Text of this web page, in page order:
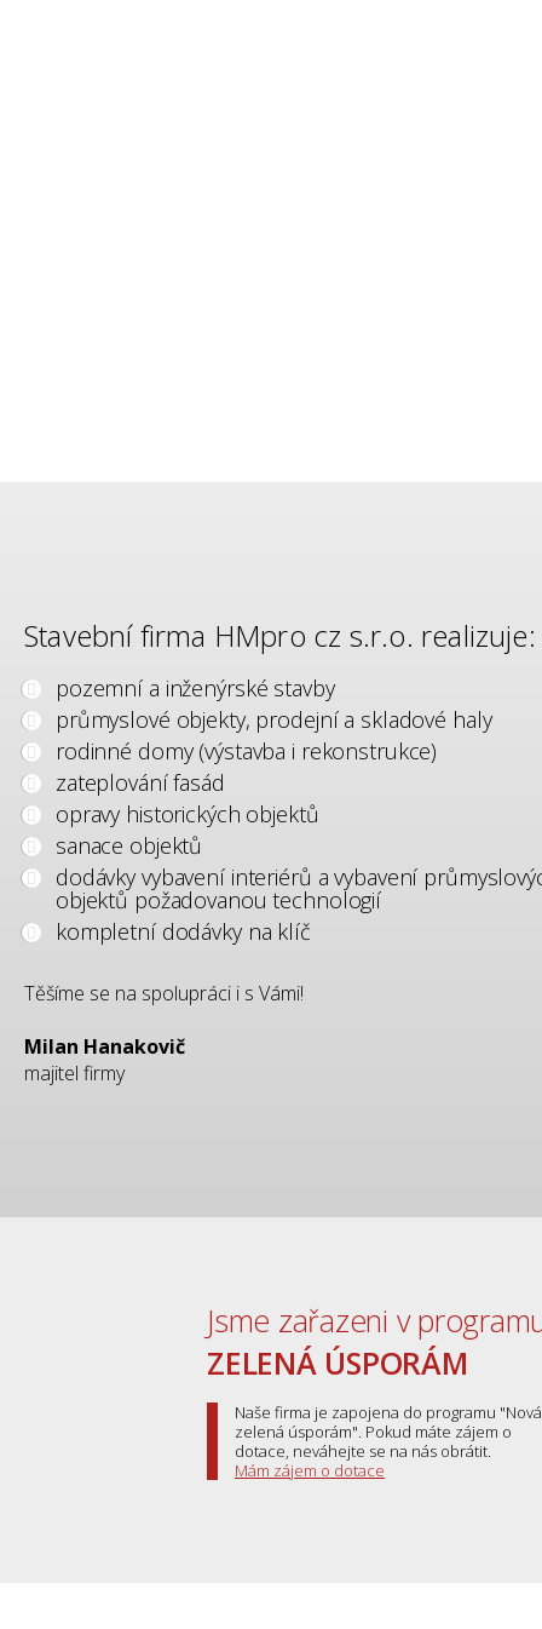
Stavební firma HMpro cz s.r.o. realizuje:
pozemní a inženýrské stavby
průmyslové objekty, prodejní a skladové haly
rodinné domy (výstavba i rekonstrukce)
zateplování fasád
opravy historických objektů
sanace objektů
dodávky vybavení interiérů a vybavení
objektů požadovanou technologií
kompletní dodávky na klíč
Těšíme se na spolupráci i s Vámi!
Milan Hanakovič
majitel firmy
Jsme zařazeni v
ZELENÁ ÚSPORÁM
Naše firma je zapojena do programu "Nová
zelená úsporám". Pokud máte zájem o
dotace, neváhejte se na nás obrátit.
Mám zájem o dotace